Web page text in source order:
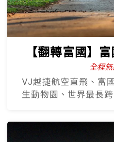
【翻轉富國】
全程
VJ越捷航空直飛、富
生動物園、世界最長